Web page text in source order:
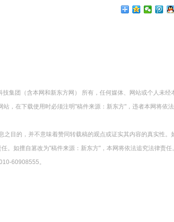
集团（含本网和新东方网） 所有，任何媒体、网站或个人未经
，在下载使用时必须注明"稿件来源：新东方"，违者本网将依
目的，并不意味着赞同转载稿的观点或证实其内容的真实性。
。如擅自篡改为"稿件来源：新东方"，本网将依法追究法律责任。
60908555。